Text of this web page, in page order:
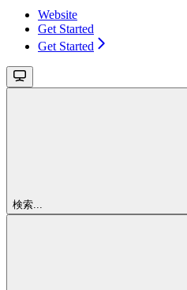
Website
Get Started
Get Started
検索...